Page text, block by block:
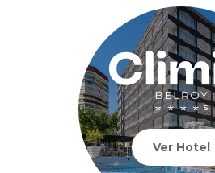
Ver Hotel